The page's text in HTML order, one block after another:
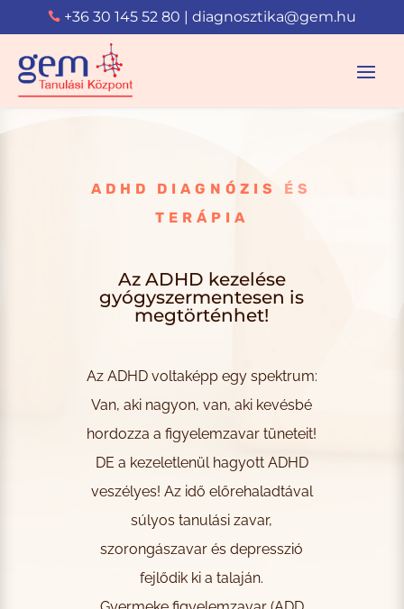
 +36 30 145 52 80 | diagnosztika@gem.hu
ADHD DIAGNÓZIS ÉS
TERÁPIA
Az ADHD kezelése
gyógyszermentesen is
megtörténhet!
Az ADHD voltaképp egy spektrum:
Van, aki nagyon, van, aki kevésbé
hordozza a figyelemzavar tüneteit!
DE a kezeletlenül hagyott ADHD
veszélyes! Az idő előrehaladtával
súlyos tanulási zavar,
szorongászavar és depresszió
fejlődik ki a talaján.